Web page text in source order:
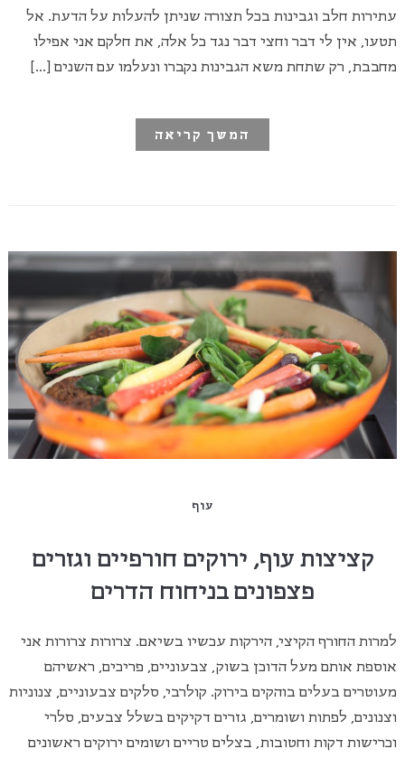
עתירות חלב וגבינות בכל תצורה שניתן להעלות על הדעת. אל
תטעו, אין לי דבר וחצי דבר נגד כל אלה, את חלקם אני אפילו
מחבבת, רק שתחת משא הגבינות נקברו ונעלמו עם השנים […]
המשך קריאה
עוף
קציצות עוף, ירוקים חורפיים וגזרים
פצפונים בניחוח הדרים
למרות החורף הקיצי, הירקות עכשיו בשיאם. צרורות צרורות אני
אוספת אותם מעל הדוכן בשוק, צבעוניים, פריכים, ראשיהם
מעוטרים בעלים בוהקים בירוק. קולרבי, סלקים צבעוניים, צנוניות
וצנונים, לפתות ושומרים, גזרים דקיקים בשלל צבעים, סלרי
וכרישות דקות וחטובות, בצלים טריים ושומים ירוקים ראשונים